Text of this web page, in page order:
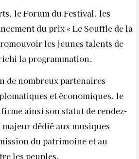
le Forum du Festival, les
du prix « Le Souffle de la
les jeunes talents de
la programmation.
de nombreux partenaires
et économiques, le
ainsi son statut de rendez-
dédié aux musiques
du patrimoine et au
les peuples.